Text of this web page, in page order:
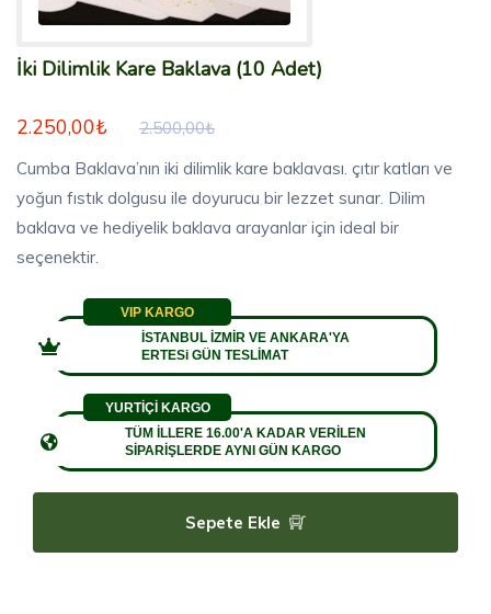
İki Dilimlik Kare Baklava (10 Adet)
2.250,00₺ 2.500,00₺
Cumba Baklava’nın iki dilimlik kare baklavası. çıtır katları ve
yoğun fıstık dolgusu ile doyurucu bir lezzet sunar. Dilim
baklava ve hediyelik baklava arayanlar için ideal bir
seçenektir.
VIP KARGO
İSTANBUL İZMİR VE ANKARA'YA
ERTESi GÜN TESLİMAT
YURTİÇİ KARGO
TÜM İLLERE 16.00'A KADAR VERİLEN
SİPARİŞLERDE AYNI GÜN KARGO
Sepete Ekle